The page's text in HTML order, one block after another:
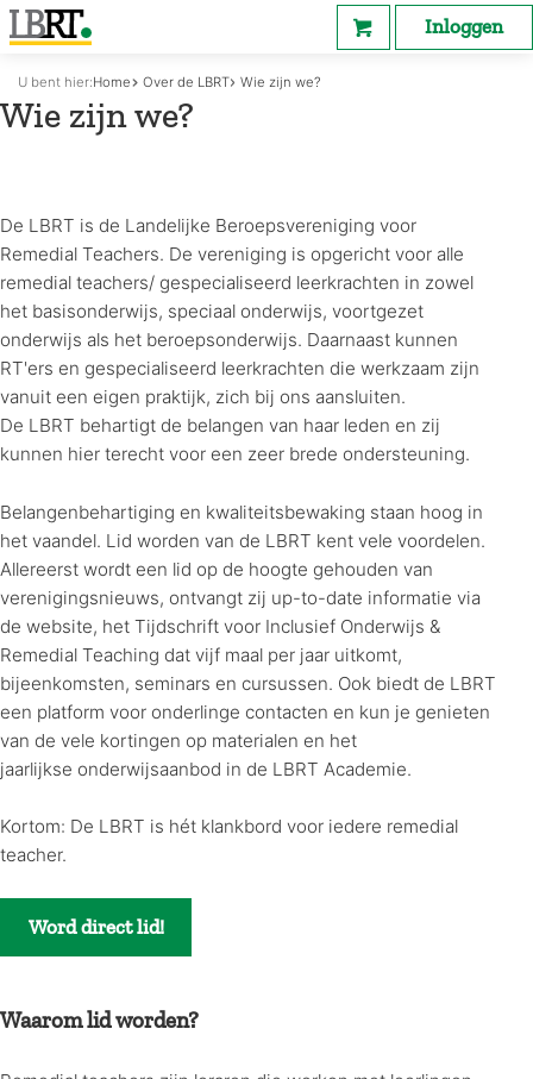
Inloggen
U bent hier:Home Over de LBRT Wie zijn we?
Wie zijn we?
De LBRT is de Landelijke Beroepsvereniging voor
Remedial Teachers. De vereniging is opgericht voor alle
remedial teachers/ gespecialiseerd leerkrachten in zowel
het basisonderwijs, speciaal onderwijs, voortgezet
onderwijs als het beroepsonderwijs. Daarnaast kunnen
RT'ers en gespecialiseerd leerkrachten die werkzaam zijn
vanuit een eigen praktijk, zich bij ons aansluiten.
De LBRT behartigt de belangen van haar leden en zij
kunnen hier terecht voor een zeer brede ondersteuning.
Belangenbehartiging en kwaliteitsbewaking staan hoog in
het vaandel. Lid worden van de LBRT kent vele voordelen.
Allereerst wordt een lid op de hoogte gehouden van
verenigingsnieuws, ontvangt zij up-to-date informatie via
de website, het Tijdschrift voor Inclusief Onderwijs &
Remedial Teaching dat vijf maal per jaar uitkomt,
bijeenkomsten, seminars en cursussen. Ook biedt de LBRT
een platform voor onderlinge contacten en kun je genieten
van de vele kortingen op materialen en het
jaarlijkse onderwijsaanbod in de LBRT Academie.
Kortom: De LBRT is hét klankbord voor iedere remedial
teacher.
Word direct lid!
Waarom lid worden?